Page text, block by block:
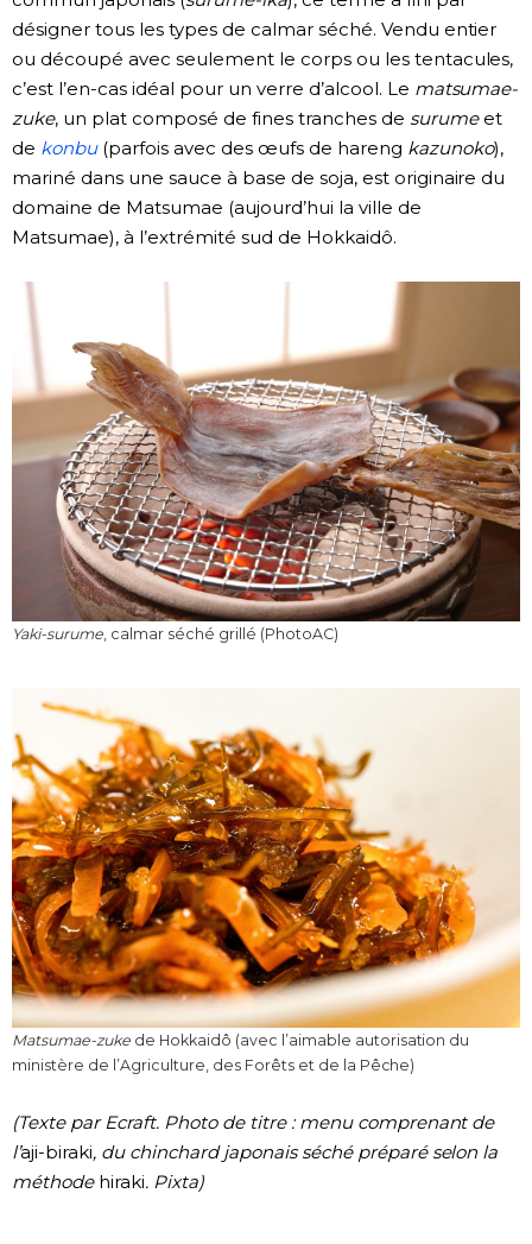
désigner tous les types de calmar séché. Vendu entier
ou découpé avec seulement le corps ou les tentacules,
c’est l’en-cas idéal pour un verre d’alcool. Le matsumae-
zuke, un plat composé de fines tranches de surumeet
de konbu(parfois avec des œufs de hareng kazunoko),
mariné dans une sauce à base de soja, est originaire du
domaine de Matsumae (aujourd’hui la ville de
Matsumae), à l’extrémité sud de Hokkaidô.
Yaki-surume, calmar séché grillé (PhotoAC)
Matsumae-zukede Hokkaidô (avec l’aimable autorisation du
ministère de l’Agriculture, des Forêts et de la Pêche)
(Texte par Ecraft. Photo de titre : menu comprenant de
l’aji-biraki, du chinchard japonais séché préparé selon la
méthode hiraki. Pixta)